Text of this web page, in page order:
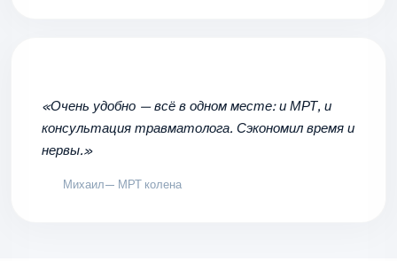
«Очень удобно — всё в одном месте: и МРТ, и
консультация травматолога. Сэкономил время и
нервы.»
Михаил— МРТ колена